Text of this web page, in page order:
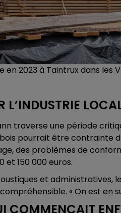
2023 à Taintrux dans les
traverse une période
pourrait être contrainte
des problèmes de
et 150 000 euros.
et administratives,
« On est en
COMMENÇAIT